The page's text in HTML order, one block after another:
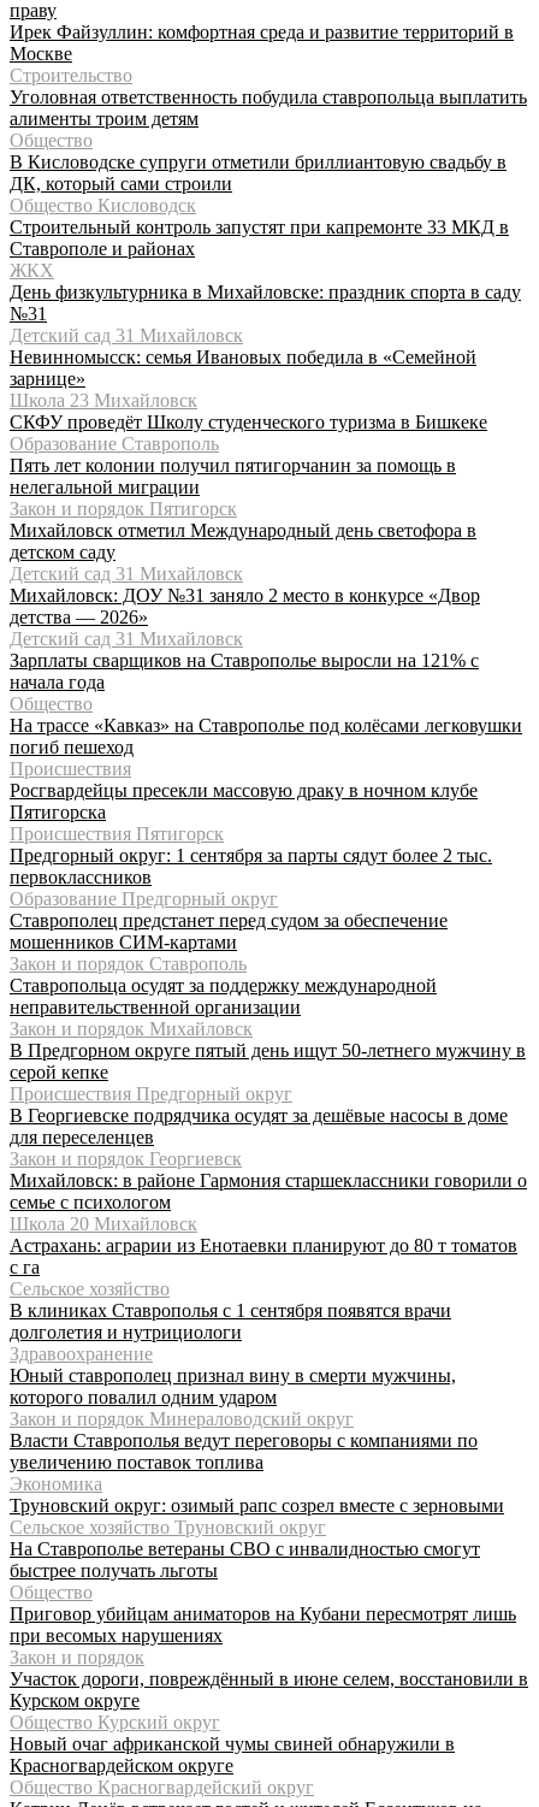
праву
Ирек Файзуллин: комфортная среда и развитие территорий в
Москве
Строительство
Уголовная ответственность побудила ставропольца выплатить
алименты троим детям
Общество
В Кисловодске супруги отметили бриллиантовую свадьбу в
ДК, который сами строили
Общество Кисловодск
Строительный контроль запустят при капремонте 33 МКД в
Ставрополе и районах
ЖКХ
День физкультурника в Михайловске: праздник спорта в саду
№31
Детский сад 31 Михайловск
Невинномысск: семья Ивановых победила в «Семейной
зарнице»
Школа 23 Михайловск
СКФУ проведёт Школу студенческого туризма в Бишкеке
Образование Ставрополь
Пять лет колонии получил пятигорчанин за помощь в
нелегальной миграции
Закон и порядок Пятигорск
Михайловск отметил Международный день светофора в
детском саду
Детский сад 31 Михайловск
Михайловск: ДОУ №31 заняло 2 место в конкурсе «Двор
детства — 2026»
Детский сад 31 Михайловск
Зарплаты сварщиков на Ставрополье выросли на 121% с
начала года
Общество
На трассе «Кавказ» на Ставрополье под колёсами легковушки
погиб пешеход
Происшествия
Росгвардейцы пресекли массовую драку в ночном клубе
Пятигорска
Происшествия Пятигорск
Предгорный округ: 1 сентября за парты сядут более 2 тыс.
первоклассников
Образование Предгорный округ
Ставрополец предстанет перед судом за обеспечение
мошенников СИМ-картами
Закон и порядок Ставрополь
Ставропольца осудят за поддержку международной
неправительственной организации
Закон и порядок Михайловск
В Предгорном округе пятый день ищут 50-летнего мужчину в
серой кепке
Происшествия Предгорный округ
В Георгиевске подрядчика осудят за дешёвые насосы в доме
для переселенцев
Закон и порядок Георгиевск
Михайловск: в районе Гармония старшеклассники говорили о
семье с психологом
Школа 20 Михайловск
Астрахань: аграрии из Енотаевки планируют до 80 т томатов
с га
Сельское хозяйство
В клиниках Ставрополья с 1 сентября появятся врачи
долголетия и нутрициологи
Здравоохранение
Юный ставрополец признал вину в смерти мужчины,
которого повалил одним ударом
Закон и порядок Минераловодский округ
Власти Ставрополья ведут переговоры с компаниями по
увеличению поставок топлива
Экономика
Труновский округ: озимый рапс созрел вместе с зерновыми
Сельское хозяйство Труновский округ
На Ставрополье ветераны СВО с инвалидностью смогут
быстрее получать льготы
Общество
Приговор убийцам аниматоров на Кубани пересмотрят лишь
при весомых нарушениях
Закон и порядок
Участок дороги, повреждённый в июне селем, восстановили в
Курском округе
Общество Курский округ
Новый очаг африканской чумы свиней обнаружили в
Красногвардейском округе
Общество Красногвардейский округ